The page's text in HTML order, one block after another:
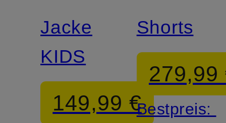
Jacke
KIDS
149,99 €
Shorts
279,99
Bestpreis: